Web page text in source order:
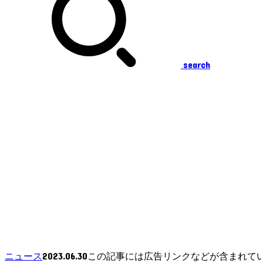
search
ニュース2023.06.30この記事には広告リンクなどが含まれて